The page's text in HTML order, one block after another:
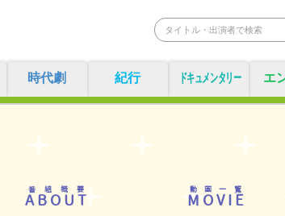
時代劇 紀行 ドキュメンタリー エ
ABOUT
番組概要
MOVIE
動画一覧